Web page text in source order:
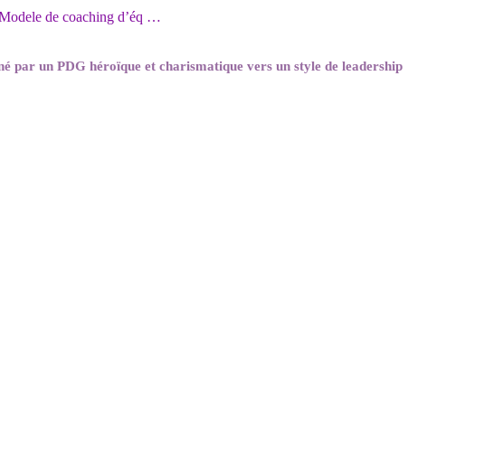
de coaching d’éq …
par un PDG héroïque et charismatique vers un style de leadership